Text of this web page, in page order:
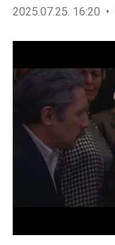
2025.07.25. 16:20